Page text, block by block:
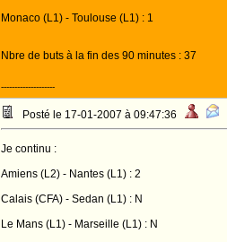
Monaco (L1) - Toulouse (L1) : 1
Nbre de buts à la fin des 90 minutes : 37
--------------------
Posté le 17-01-2007 à 09:47:36
Je continu :
Amiens (L2) - Nantes (L1) : 2
Calais (CFA) - Sedan (L1) : N
Le Mans (L1) - Marseille (L1) : N